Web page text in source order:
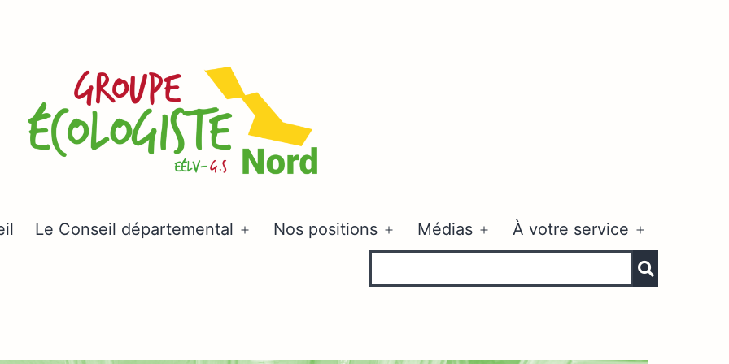
Le Conseil départemental
Ouvrir
Nos positions
Ouvrir
menu
Médias
Ouvrir
menu
À votre service
le
menu